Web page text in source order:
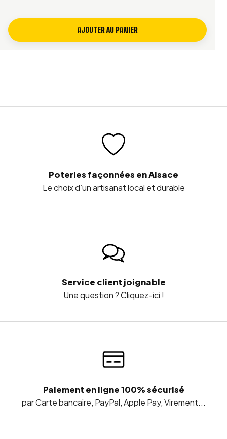
AJOUTER AU PANIER
Poteries façonnées en Alsace
Le choix d’un artisanat local et durable
Service client joignable
Une question ? Cliquez-ici !
Paiement en ligne 100% sécurisé
par Carte bancaire, PayPal, Apple Pay, Virement...